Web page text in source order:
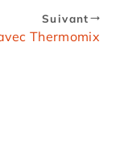
Suivant
Thermomix